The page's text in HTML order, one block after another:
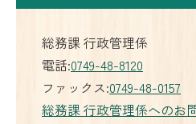
総務課 行政管理係
電話:0749-48-8120
ファックス:0749-48-0157
総務課 行政管理係へのお